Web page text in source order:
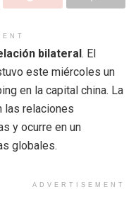
bilateral. El
este miércoles un
en la capital china. La
las relaciones
y ocurre en un
globales.
ADVERTISEMENT